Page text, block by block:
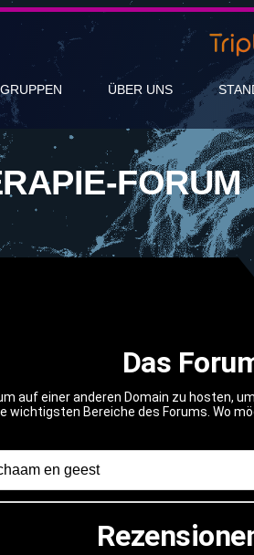
GRUPPEN ÜBER UNS
FORUM
Das
auf einer anderen Domain zu hosten,
wichtigsten Bereiche des Forums. Wo